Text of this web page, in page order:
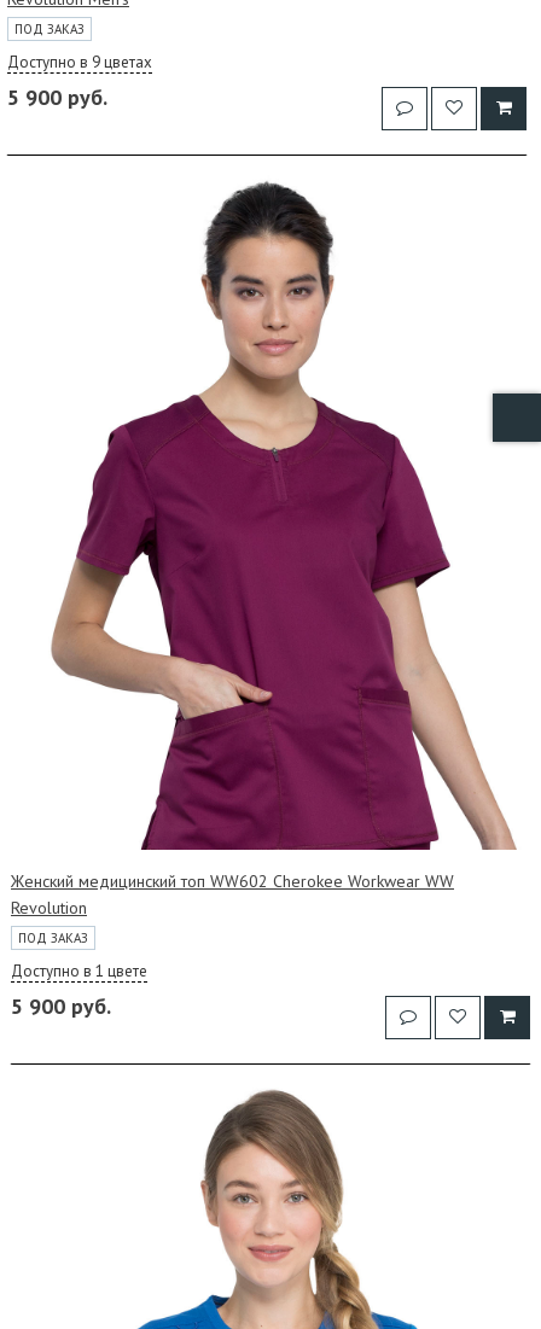
ПОД ЗАКАЗ
Доступно в 9 цветах
5 900 руб.
Женский медицинский топ WW602 Cherokee Workwear WW
Revolution
ПОД ЗАКАЗ
Доступно в 1 цвете
5 900 руб.